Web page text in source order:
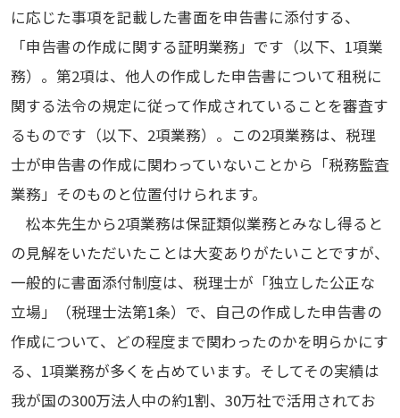
に応じた事項を記載した書面を申告書に添付する、
「申告書の作成に関する証明業務」です（以下、1項業
務）。第2項は、他人の作成した申告書について租税に
関する法令の規定に従って作成されていることを審査す
るものです（以下、2項業務）。この2項業務は、税理
士が申告書の作成に関わっていないことから「税務監査
業務」そのものと位置付けられます。
松本先生から2項業務は保証類似業務とみなし得ると
の見解をいただいたことは大変ありがたいことですが、
一般的に書面添付制度は、税理士が「独立した公正な
立場」（税理士法第1条）で、自己の作成した申告書の
作成について、どの程度まで関わったのかを明らかにす
る、1項業務が多くを占めています。そしてその実績は
我が国の300万法人中の約1割、30万社で活用されてお